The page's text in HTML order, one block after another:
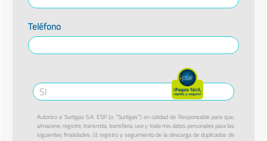
Teléfono
Autorizo a Surtigas S.A. ESP (o “Surtigas”) en calidad de Responsable para que,
almacene, registre, transmita, transfiera, use y trate mis datos personales para las
siguientes finalidades: (i) registro y seguimiento de la descarga de duplicados de